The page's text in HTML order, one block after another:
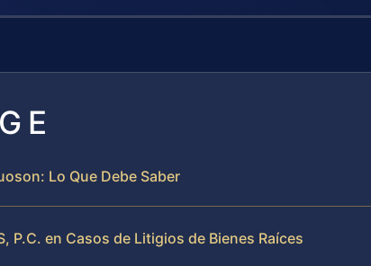
Lo Que Debe Saber
P.C. en Casos de Litigios de Bienes Raíces